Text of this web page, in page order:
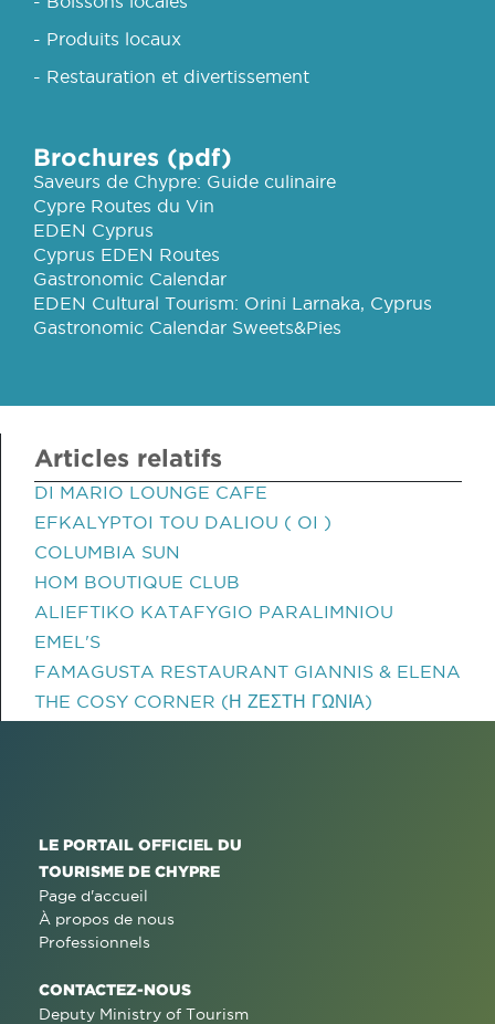
- Produits locaux
- Restauration et divertissement
Brochures (pdf)
Saveurs de Chypre: Guide culinaire
Cypre Routes du Vin
EDEN Cyprus
Cyprus EDEN Routes
Gastronomic Calendar
EDEN Cultural Tourism: Orini Larnaka, Cyprus
Gastronomic Calendar Sweets&Pies
Articles relatifs
DI MARIO LOUNGE CAFE
EFKALYPTOI TOU DALIOU ( OI )
COLUMBIA SUN
HOM BOUTIQUE CLUB
ALIEFTIKO KATAFYGIO PARALIMNIOU
EMEL'S
FAMAGUSTA RESTAURANT GIANNIS & ELENA
THE COSY CORNER (Η ΖΕΣΤΗ ΓΩΝΙΑ)
LE PORTAIL OFFICIEL DU
TOURISME DE CHYPRE
Page d'accueil
À propos de nous
Professionnels
CONTACTEZ-NOUS
Deputy Ministry of Tourism